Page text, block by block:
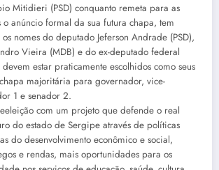
Mitidieri (PSD) conquanto remeta para as
o anúncio formal da sua futura chapa, tem
nomes do deputado Jeferson Andrade (PSD),
Vieira (MDB) e do ex-deputado federal
estar praticamente escolhidos como seus
majoritária para governador, vice-
1 e senador 2.
com um projeto que defende o real
do estado de Sergipe através de políticas
do desenvolvimento econômico e social,
e rendas, mais oportunidades para os